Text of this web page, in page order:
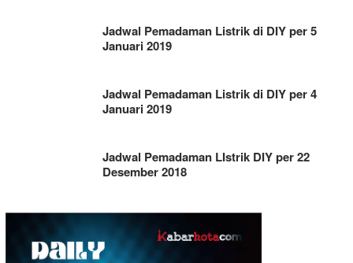
Jadwal Pemadaman Listrik di DIY per 5
Januari 2019
Jadwal Pemadaman Listrik di DIY per 4
Januari 2019
Jadwal Pemadaman LIstrik DIY per 22
Desember 2018